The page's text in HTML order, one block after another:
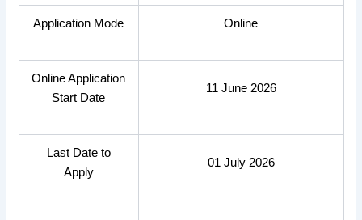
Application Mode Online
Online Application
Start Date
11 June 2026
Last Date to
Apply
01 July 2026